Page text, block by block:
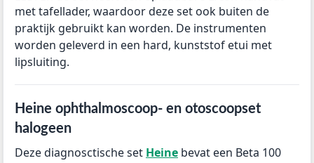
met tafellader, waardoor deze set ook buiten de
praktijk gebruikt kan worden. De instrumenten
worden geleverd in een hard, kunststof etui met
lipsluiting.
Heine ophthalmoscoop- en otoscoopset
halogeen
Deze diagnosctische set Heine bevat een Beta 100